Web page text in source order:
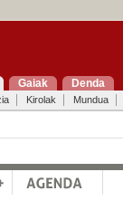
Gaiak Denda
Kirolak Mundua